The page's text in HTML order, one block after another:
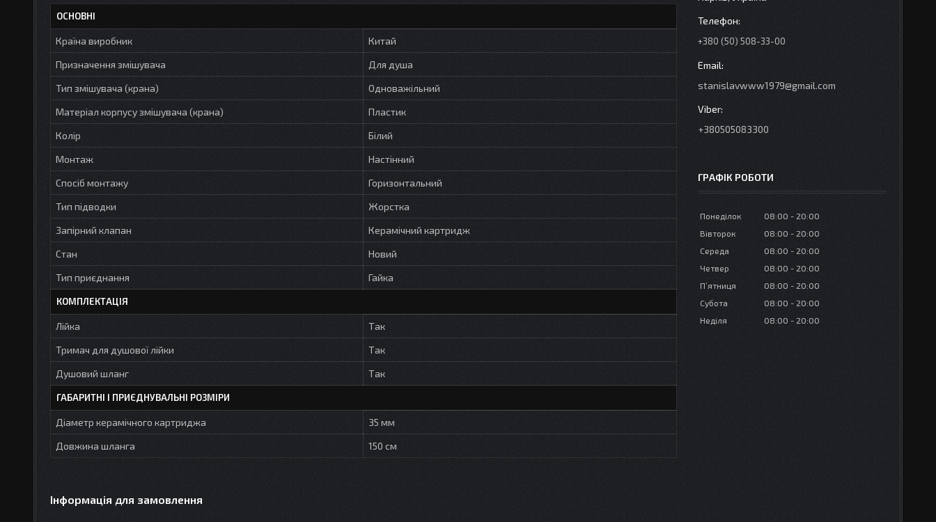
ОСНОВНІ
Країна виробник
Китай
Призначення змішувача
Для душа
Тип змішувача (крана)
Одноважільний
Матеріал корпусу змішувача (крана)
Пластик
Колір
Білий
Монтаж
Настінний
Спосіб монтажу
Горизонтальний
Тип підводки
Жорстка
Запірний клапан
Керамічний картридж
Стан
Новий
Тип приєднання
Гайка
КОМПЛЕКТАЦІЯ
Лійка
Так
Тримач для душової лійки
Так
Душовий шланг
Так
ГАБАРИТНІ І ПРИЄДНУВАЛЬНІ РОЗМІРИ
Діаметр керамічного картриджа
35 мм
Довжина шланга
150 см
Інформація для замовлення
+380 (50) 508-33-00
stanislavwww1979@gmail.com
+380505083300
ГРАФІК РОБОТИ
Понеділок 08:00
20:00
Вівторок
08:00
20:00
Середа
08:00
20:00
Четвер
08:00
20:00
Пʼятниця
08:00
20:00
Субота
08:00
20:00
Неділя
08:00 20:00